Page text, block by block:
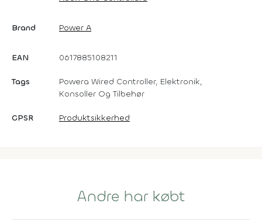
Brand Power A
EAN 0617885108211
Tags
Powera Wired Controller, Elektronik,
Konsoller Og Tilbehør
GPSR Produktsikkerhed
Andre har købt